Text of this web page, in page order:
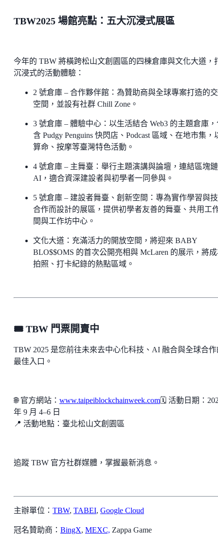
TBW2025 場館亮點：五大沉浸式展區
今年的 TBW 將橫跨松山文創園區的四棟倉庫與文化大道，
沉浸式的活動體驗：
2 號倉庫 – 合作夥伴館：為贊助商與全球專案打造的
空間，並設有社群 Chill Zone。
3 號倉庫 – 體驗中心：以生活結合 Web3 的主題倉庫
含 Pudgy Penguins 快閃店、Podcast 區域、在地市集，
算命、按摩等臺灣特色活動。
4 號倉庫 – 主舞臺：舉行主題演講與論壇，連結區塊
AI，適合資深建設者與初學者一同參與。
5 號倉庫 – 建設者舞臺、創新空間：專為實作學習與
合作而設計的展區，提供初學者友善的舞臺、共用工
間與工作坊中心。
文化大道：充滿活力的開放空間，將迎來 BABY
BLO$$OMS 的首次公開亮相與 McLaren 的展示，將
拍照、打卡紀錄的熱點區域。
🎟️ TBW 門票開賣中
TBW 2025 是您前往未來去中心化科技、AI 融合與全球合作
最佳入口。
🌐 官方網站： www.taipeiblockchainweek.com🗓️ 活動日期：
年 9 月 4–6 日
📍 活動地點：臺北松山文創園區
追蹤 TBW 官方社群媒體，掌握最新消息。
主辦單位： TBW, TABEI, Google Cloud
冠名贊助商： BingX, MEXC, Zappa Game